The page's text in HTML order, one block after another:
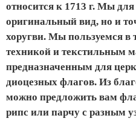
относится к 1713 г. Мы для
оригинальный вид, но и
хоругви. Мы пользуемся в
техникой и текстильным
предназначенным для
диоцезных флагов. Из
можно предложить вам
рипс или парчу с разным